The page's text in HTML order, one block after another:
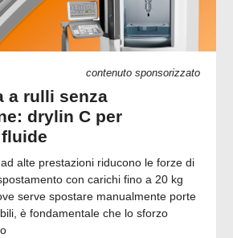
contenuto sponsorizzato
a rulli senza
drylin C per
alte prestazioni riducono le forze di
con carichi fino a 20 kg
serve spostare manualmente porte
è fondamentale che lo sforzo